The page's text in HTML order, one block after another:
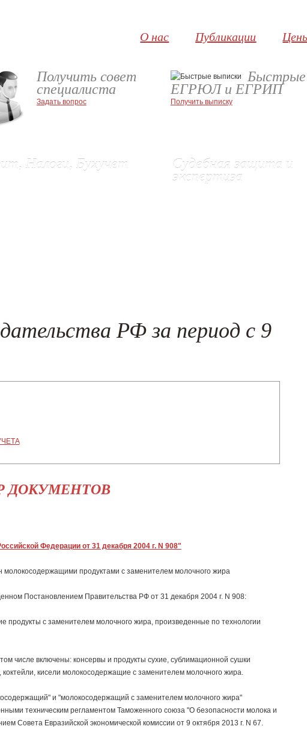
О нас Публикации
Получить совет
специалиста
Задать вопрос
Быстрые
ЕГРЮЛ и ЕГРИП
Получить выписку
Налоги, Бухучет
Судебная защита и
экспертиза
РФ за период с 9
ДОКУМЕНТОВ
Федерации от 31 декабря 2004 г. N 908"
продуктами с заменителем молочного жира
Постановлением Правительства РФ от 31 декабря 2004 г. N 908:
с заменителем молочного жира, произведенные по технологии
числе включены: консервы и продукты сухие, сублимационной сушки
кисели молокосодержащие с заменителем молочного жира.
и "молокосодержащий с заменителем молочного жира"
техническим регламентом Таможенного союза "О безопасности молока и
Совета Евразийской экономической комиссии от 9 октября 2013 г. N 67.